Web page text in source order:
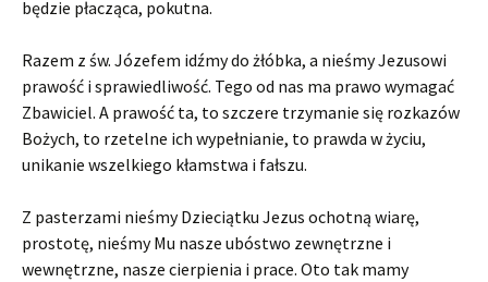
będzie płacząca, pokutna.
Razem z św. Józefem idźmy do żłóbka, a nieśmy Jezusowi
prawość i sprawiedliwość. Tego od nas ma prawo wymagać
Zbawiciel. A prawość ta, to szczere trzymanie się rozkazów
Bożych, to rzetelne ich wypełnianie, to prawda w życiu,
unikanie wszelkiego kłamstwa i fałszu.
Z pasterzami nieśmy Dzieciątku Jezus ochotną wiarę,
prostotę, nieśmy Mu nasze ubóstwo zewnętrzne i
wewnętrzne, nasze cierpienia i prace. Oto tak mamy